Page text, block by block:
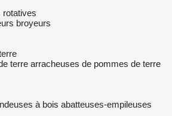
rotatives
broyeurs
terre arracheuses de pommes de terre
à bois abatteuses-empileuses